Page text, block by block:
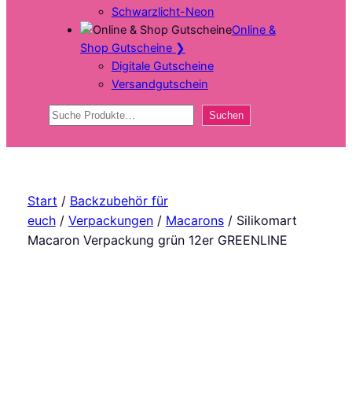
Schwarzlicht-Neon
Online &
Shop Gutscheine ❯
Digitale Gutscheine
Versandgutschein
Suchen Suchen
Start / Backzubehör für
euch/ Verpackungen/ Macarons/ Silikomart
Macaron Verpackung grün 12er GREENLINE